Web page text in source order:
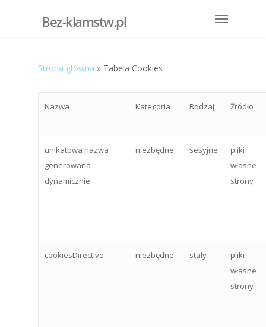
Bez-klamstw.pl
Strona główna » Tabela Cookies
Nazwa Kategoria Rodzaj Źródło
unikatowa nazwa
generowana
dynamicznie
niezbędne sesyjne
pliki
własne
strony
cookiesDirective niezbędne stały
pliki
własne
strony